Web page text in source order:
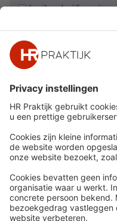
Ja, ik schrijf me in
Snel naar
Nieuws
Whitepapers
Webinars
Word lid
Contact